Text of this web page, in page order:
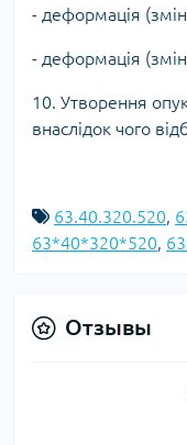
- деформація
- деформація
10. Утворення
внаслідок чого
63.40.320.520,
63*40*320*520,
Отзывы